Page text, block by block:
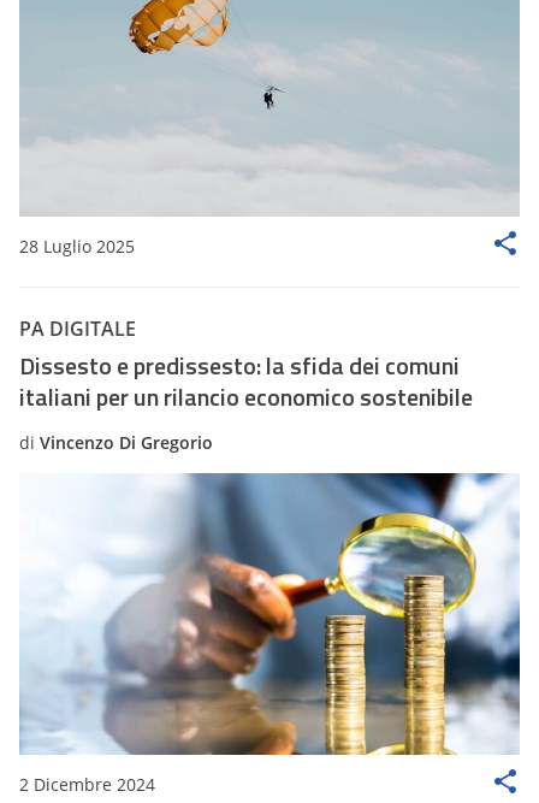
28 Luglio 2025
PA DIGITALE
Dissesto e predissesto: la sfida dei comuni
italiani per un rilancio economico sostenibile
di Vincenzo Di Gregorio
2 Dicembre 2024